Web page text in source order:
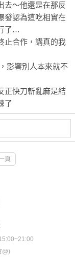
去～他還是在那反
發認為這吃相實在
了…
止合作，講真的我
影響別人本來就不
正快刀斬亂麻是結
了
頁
@)